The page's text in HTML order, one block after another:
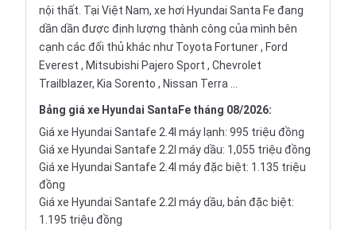
nội thất. Tại Việt Nam, xe hơi Hyundai Santa Fe đang
dần dần được định lượng thành công của mình bên
cạnh các đối thủ khác như Toyota Fortuner, Ford
Everest , Mitsubishi Pajero Sport , Chevrolet
Trailblazer, Kia Sorento , Nissan Terra …
Bảng giá xe Hyundai SantaFe tháng 08/2026:
Giá xe Hyundai Santafe 2.4l máy lạnh: 995 triệu đồng
Giá xe Hyundai Santafe 2.2l máy dầu: 1,055 triệu đồng
Giá xe Hyundai Santafe 2.4l máy đặc biệt: 1.135 triệu
đồng
Giá xe Hyundai Santafe 2.2l máy dầu, bản đặc biệt:
1.195 triệu đồng